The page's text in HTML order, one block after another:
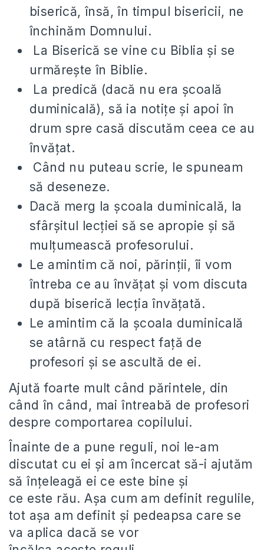
biserică, însă, în timpul bisericii, ne
închinăm Domnului.
La Biserică se vine cu Biblia și se
urmărește în Biblie.
La predică (dacă nu era școală
duminicală), să ia notițe și apoi în
drum spre casă discutăm ceea ce au
învățat.
Când nu puteau scrie, le spuneam
să deseneze.
Dacă merg la școala duminicală, la
sfârșitul lecției să se apropie și să
mulțumească profesorului.
Le amintim că noi, părinții, îi vom
întreba ce au învățat și vom discuta
după biserică lecția învățată.
Le amintim că la școala duminicală
se atârnă cu respect față de
profesori și se ascultă de ei.
Ajută foarte mult când părintele, din
când în când, mai întreabă de profesori
despre comportarea copilului.
Înainte de a pune reguli, noi le-am
discutat cu ei și am încercat să-i ajutăm
să înțeleagă ei ce este bine și
ce este rău. Așa cum am definit regulile,
tot așa am definit și pedeapsa care se
va aplica dacă se vor